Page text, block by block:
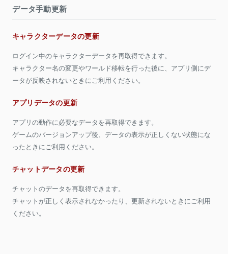
データ手動更新
キャラクターデータの更新
ログイン中のキャラクターデータを再取得できます。
キャラクター名の変更やワールド移転を行った後に、アプリ側にデ
ータが反映されないときにご利用ください。
アプリデータの更新
アプリの動作に必要なデータを再取得できます。
ゲームのバージョンアップ後、データの表示が正しくない状態にな
ったときにご利用ください。
チャットデータの更新
チャットのデータを再取得できます。
チャットが正しく表示されなかったり、更新されないときにご利用
ください。